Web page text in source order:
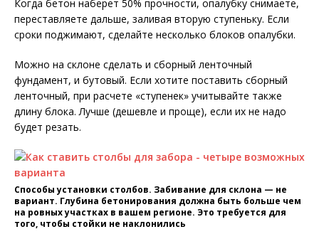
Когда бетон наберет 50% прочности, опалубку снимаете,
переставляете дальше, заливая вторую ступеньку. Если
сроки поджимают, сделайте несколько блоков опалубки.
Можно на склоне сделать и сборный ленточный
фундамент, и бутовый. Если хотите поставить сборный
ленточный, при расчете «ступенек» учитывайте также
длину блока. Лучше (дешевле и проще), если их не надо
будет резать.
Способы установки столбов. Забивание для склона — не
вариант. Глубина бетонирования должна быть больше чем
на ровных участках в вашем регионе. Это требуется для
того, чтобы стойки не наклонились